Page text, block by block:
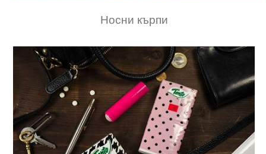
Носни кърпи